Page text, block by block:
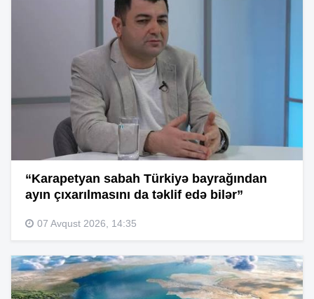
“Karapetyan sabah Türkiyə bayrağından
ayın çıxarılmasını da təklif edə bilər”
07 Avqust 2026, 14:35